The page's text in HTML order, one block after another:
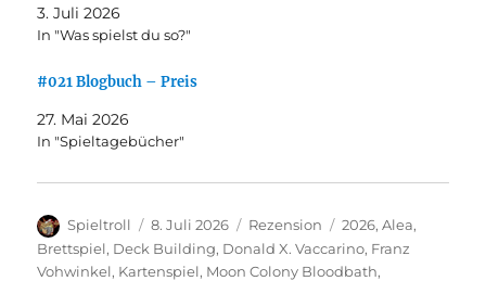
3. Juli 2026
In "Was spielst du so?"
#021 Blogbuch – Preis
27. Mai 2026
In "Spieltagebücher"
Autor
Spieltroll
Veröffentlicht
am
8. Juli 2026 Kategorien
Rezension Schlagwörter
2026,Alea,
Brettspiel, Deck Building, Donald X. Vaccarino, Franz
Vohwinkel, Kartenspiel, Moon Colony Bloodbath,